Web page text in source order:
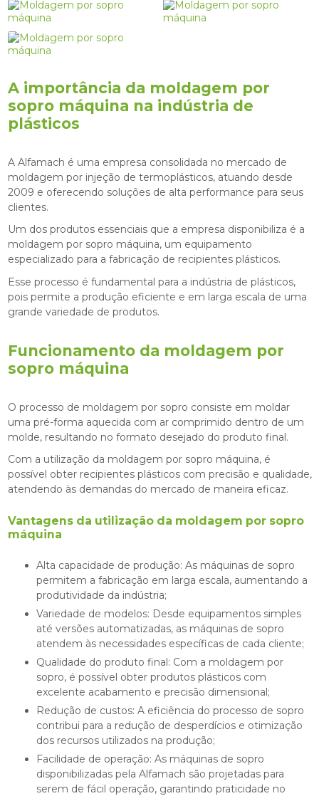
A importância da moldagem por
sopro máquina na indústria de
plásticos
A Alfamach é uma empresa consolidada no mercado de
moldagem por injeção de termoplásticos, atuando desde
2009 e oferecendo soluções de alta performance para seus
clientes.
Um dos produtos essenciais que a empresa disponibiliza é a
moldagem por sopro máquina, um equipamento
especializado para a fabricação de recipientes plásticos.
Esse processo é fundamental para a indústria de plásticos,
pois permite a produção eficiente e em larga escala de uma
grande variedade de produtos.
Funcionamento da moldagem por
sopro máquina
O processo de moldagem por sopro consiste em moldar
uma pré-forma aquecida com ar comprimido dentro de um
molde, resultando no formato desejado do produto final.
Com a utilização da moldagem por sopro máquina, é
possível obter recipientes plásticos com precisão e qualidade,
atendendo às demandas do mercado de maneira eficaz.
Vantagens da utilização da moldagem por sopro
máquina
Alta capacidade de produção: As máquinas de sopro
permitem a fabricação em larga escala, aumentando a
produtividade da indústria;
Variedade de modelos: Desde equipamentos simples
até versões automatizadas, as máquinas de sopro
atendem às necessidades específicas de cada cliente;
Qualidade do produto final: Com a moldagem por
sopro, é possível obter produtos plásticos com
excelente acabamento e precisão dimensional;
Redução de custos: A eficiência do processo de sopro
contribui para a redução de desperdícios e otimização
dos recursos utilizados na produção;
Facilidade de operação: As máquinas de sopro
disponibilizadas pela Alfamach são projetadas para
serem de fácil operação, garantindo praticidade no